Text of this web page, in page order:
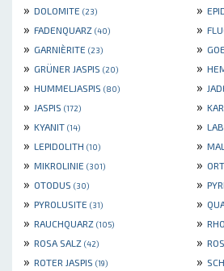
» DOLOMITE (23) »
» FADENQUARZ (40) »
» GARNIÈRITE (23) »
» GRÜNER JASPIS (20) »
» HUMMELJASPIS (80) »
» JASPIS (172) »
» KYANIT (14) »
» LEPIDOLITH (10) »
» MIKROLINIE (301) »
» OTODUS (30) »
» PYROLUSITE (31) »
» RAUCHQUARZ (105) »
» ROSA SALZ (42) »
» ROTER JASPIS (19) »